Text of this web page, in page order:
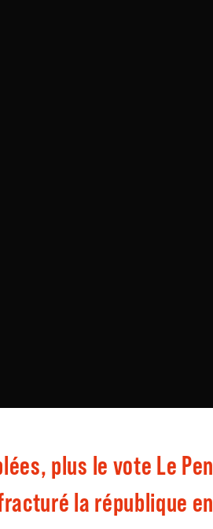
plus le vote Le Pen
la république en